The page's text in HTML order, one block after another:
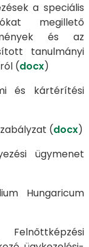
a speciális
megillető
és az
tanulmányi
(docx)
és kártérítési
(docx)
ügymenet
Hungaricum